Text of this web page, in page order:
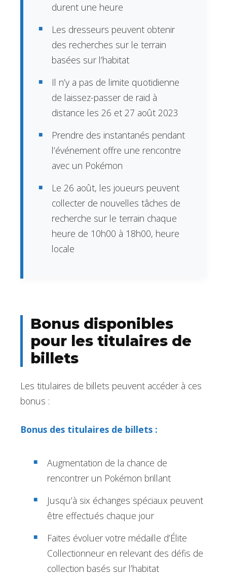
durent une heure
Les dresseurs peuvent obtenir
des recherches sur le terrain
basées sur l’habitat
Il n’y a pas de limite quotidienne
de laissez-passer de raid à
distance les 26 et 27 août 2023
Prendre des instantanés pendant
l’événement offre une rencontre
avec un Pokémon
Le 26 août, les joueurs peuvent
collecter de nouvelles tâches de
recherche sur le terrain chaque
heure de 10h00 à 18h00, heure
locale
Bonus disponibles
pour les titulaires de
billets
Les titulaires de billets peuvent accéder à ces
bonus :
Bonus des titulaires de billets :
Augmentation de la chance de
rencontrer un Pokémon brillant
Jusqu’à six échanges spéciaux peuvent
être effectués chaque jour
Faites évoluer votre médaille d’Élite
Collectionneur en relevant des défis de
collection basés sur l’habitat